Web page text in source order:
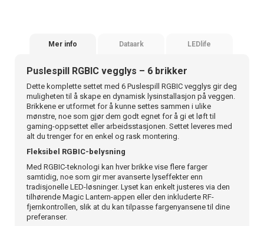
Mer info Dataark LEDlife
Puslespill RGBIC vegglys – 6 brikker
Dette komplette settet med 6 Puslespill RGBIC vegglys gir deg
muligheten til å skape en dynamisk lysinstallasjon på veggen.
Brikkene er utformet for å kunne settes sammen i ulike
mønstre, noe som gjør dem godt egnet for å gi et løft til
gaming-oppsettet eller arbeidsstasjonen. Settet leveres med
alt du trenger for en enkel og rask montering.
Fleksibel RGBIC-belysning
Med RGBIC-teknologi kan hver brikke vise flere farger
samtidig, noe som gir mer avanserte lyseffekter enn
tradisjonelle LED-løsninger. Lyset kan enkelt justeres via den
tilhørende Magic Lantern-appen eller den inkluderte RF-
fjernkontrollen, slik at du kan tilpasse fargenyansene til dine
preferanser.